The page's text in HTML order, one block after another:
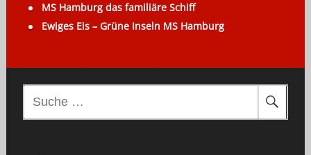
MS Hamburg das familiäre Schiff
Ewiges Eis – Grüne Inseln MS Hamburg